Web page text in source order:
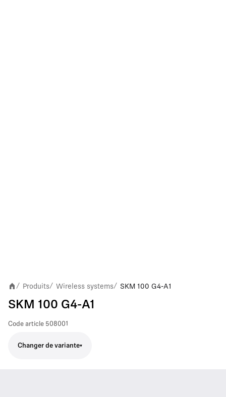
/ Produits/ Wireless systems/ SKM 100 G4-A1
SKM 100 G4-A1
Code article 508001
Changer de variante